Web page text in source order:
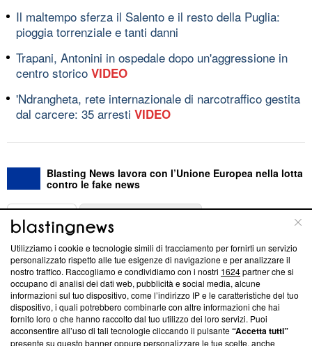
Il maltempo sferza il Salento e il resto della Puglia:
pioggia torrenziale e tanti danni
Trapani, Antonini in ospedale dopo un'aggressione in
centro storico VIDEO
'Ndrangheta, rete internazionale di narcotraffico gestita
dal carcere: 35 arresti VIDEO
Blasting News lavora con l’Unione Europea nella lotta
contro le fake news
ABOUT
Questa sezione offre informazioni trasparenti su Blasting
News, sui nostri processi editoriali e su come ci impegniamo a
creare news di qualità. Inoltre, afferma la nostra aderenza a
‘Trust Project - News with Integrity’Blasting News non è
ancora membro del programma, ma ha richiesto di farne
parte; Trust Project non ha ancora effettuato una verifica di
conformità agli standard.
Utilizziamo i cookie e tecnologie simili di tracciamento per fornirti un servizio
personalizzato rispetto alle tue esigenze di navigazione e per analizzare il
nostro traffico. Raccogliamo e condividiamo con i nostri 1624partner che si
occupano di analisi dei dati web, pubblicità e social media, alcune
informazioni sul tuo dispositivo, come l’indirizzo IP e le caratteristiche del tuo
dispositivo, i quali potrebbero combinarle con altre informazioni che hai
fornito loro o che hanno raccolto dal tuo utilizzo dei loro servizi. Puoi
acconsentire all’uso di tali tecnologie cliccando il pulsante“Accetta tutti”
presente su questo banner oppure personalizzare le tue scelte, anche